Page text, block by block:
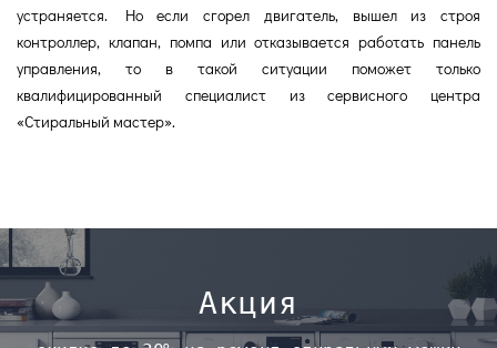
устраняется. Но если сгорел двигатель, вышел из строя
контроллер, клапан, помпа или отказывается работать панель
управления, то в такой ситуации поможет только
квалифицированный специалист из сервисного центра
«Стиральный мастер».
Акция